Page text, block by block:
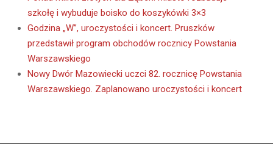
szkołę i wybuduje boisko do koszykówki 3×3
Godzina „W”, uroczystości i koncert. Pruszków
przedstawił program obchodów rocznicy Powstania
Warszawskiego
Nowy Dwór Mazowiecki uczci 82. rocznicę Powstania
Warszawskiego. Zaplanowano uroczystości i koncert